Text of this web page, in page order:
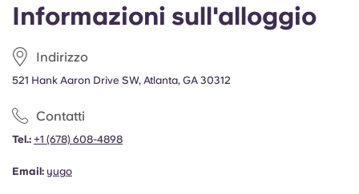
Italian
Informazioni sull'alloggio
Indirizzo
521 Hank Aaron Drive SW, Atlanta, GA 30312
Contatti
Tel.: +1 (678) 608-4898
Email: yugo